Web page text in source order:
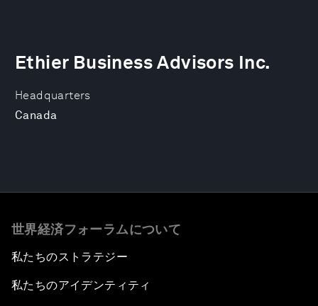
Headquarters
Canada
Ethier Business Advisors Inc.
世界経済フォーラムについて
私たちのストラテジー
私たちのアイデンティティ